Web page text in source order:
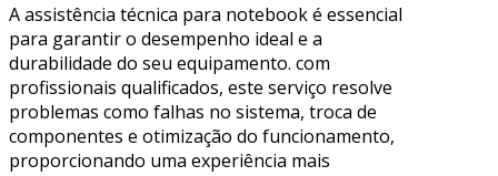
A assistência técnica para notebook é essencial
para garantir o desempenho ideal e a
durabilidade do seu equipamento. com
profissionais qualificados, este serviço resolve
problemas como falhas no sistema, troca de
componentes e otimização do funcionamento,
proporcionando uma experiência mais